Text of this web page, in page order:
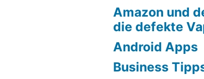
Amazon und
die defekte
Android Apps
Business